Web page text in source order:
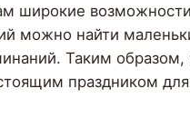
широкие
можно найти
Таким
праздником